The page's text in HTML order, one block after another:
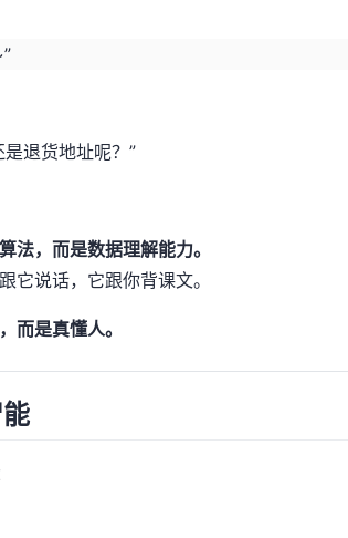
退货地址呢？”
法，而是数据理解能力。
它说话，它跟你背课文。
而是真懂人。